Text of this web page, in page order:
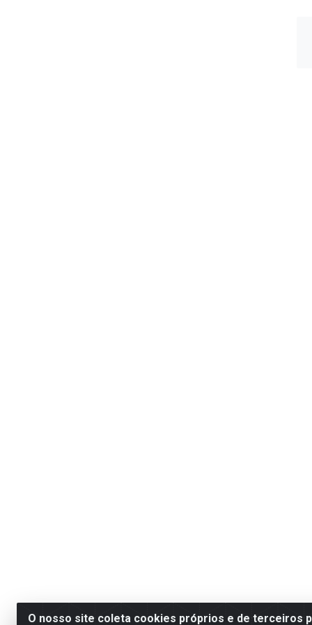
O nosso site coleta cookies próprios e de terceiros